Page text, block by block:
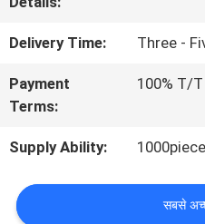
हमसे
संपर्क
करें
समाचार
Delivery Time: Three -
Payment
Terms:
100% T/
Supply Ability:
सबसे